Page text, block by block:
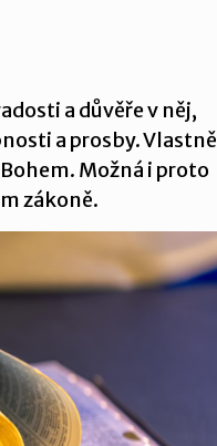
a důvěře v něj,
a prosby. Vlastně
Možná i proto
zákoně.